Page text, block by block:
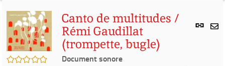
Lien
/5
Canto de multitudes /
Rémi Gaudillat
(trompette, bugle)
Document sonore